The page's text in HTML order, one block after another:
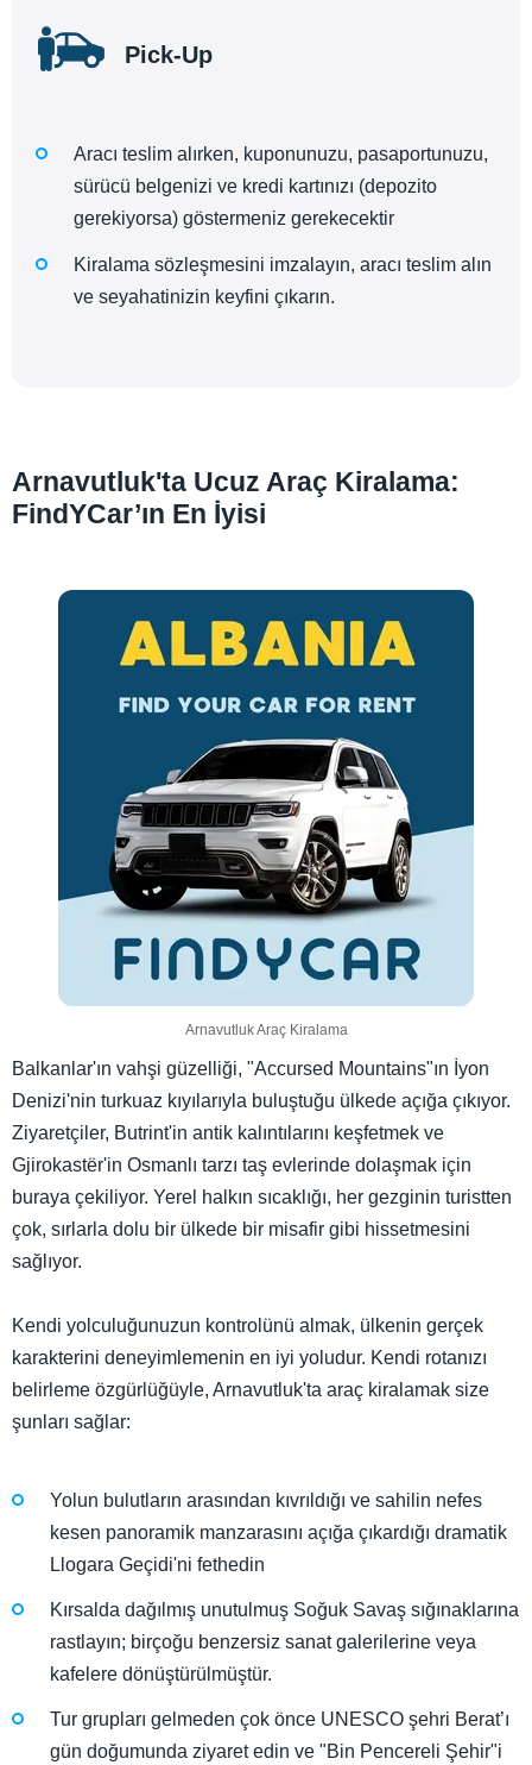
Pick-Up
Aracı teslim alırken, kuponunuzu, pasaportunuzu,
sürücü belgenizi ve kredi kartınızı (depozito
gerekiyorsa) göstermeniz gerekecektir
Kiralama sözleşmesini imzalayın, aracı teslim alın
ve seyahatinizin keyfini çıkarın.
Arnavutluk'ta Ucuz Araç Kiralama:
FindYCar’ın En İyisi
Arnavutluk Araç Kiralama
Balkanlar'ın vahşi güzelliği, "Accursed Mountains"ın İyon
Denizi'nin turkuaz kıyılarıyla buluştuğu ülkede açığa çıkıyor.
Ziyaretçiler, Butrint'in antik kalıntılarını keşfetmek ve
Gjirokastër'in Osmanlı tarzı taş evlerinde dolaşmak için
buraya çekiliyor. Yerel halkın sıcaklığı, her gezginin turistten
çok, sırlarla dolu bir ülkede bir misafir gibi hissetmesini
sağlıyor.
Kendi yolculuğunuzun kontrolünü almak, ülkenin gerçek
karakterini deneyimlemenin en iyi yoludur. Kendi rotanızı
belirleme özgürlüğüyle, Arnavutluk'ta araç kiralamak size
şunları sağlar:
Yolun bulutların arasından kıvrıldığı ve sahilin nefes
kesen panoramik manzarasını açığa çıkardığı dramatik
Llogara Geçidi'ni fethedin
Kırsalda dağılmış unutulmuş Soğuk Savaş sığınaklarına
rastlayın; birçoğu benzersiz sanat galerilerine veya
kafelere dönüştürülmüştür.
Tur grupları gelmeden çok önce UNESCO şehri Berat’ı
gün doğumunda ziyaret edin ve "Bin Pencereli Şehir"i